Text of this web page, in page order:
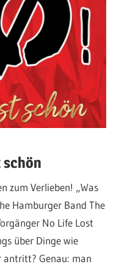
schön
zum Verlieben! „Was
Hamburger Band The
No Life Lost
über Dinge wie
antritt? Genau: man